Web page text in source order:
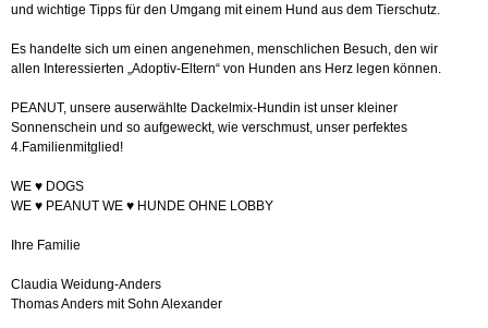
und wichtige Tipps für den Umgang mit einem Hund aus dem Tierschutz.
Es handelte sich um einen angenehmen, menschlichen Besuch, den wir
allen Interessierten „Adoptiv-Eltern“ von Hunden ans Herz legen können.
PEANUT, unsere auserwählte Dackelmix-Hundin ist unser kleiner
Sonnenschein und so aufgeweckt, wie verschmust, unser perfektes
4.Familienmitglied!
WE ♥️ DOGS
WE ♥️ PEANUT WE ♥️ HUNDE OHNE LOBBY
Ihre Familie
Claudia Weidung-Anders
Thomas Anders mit Sohn Alexander